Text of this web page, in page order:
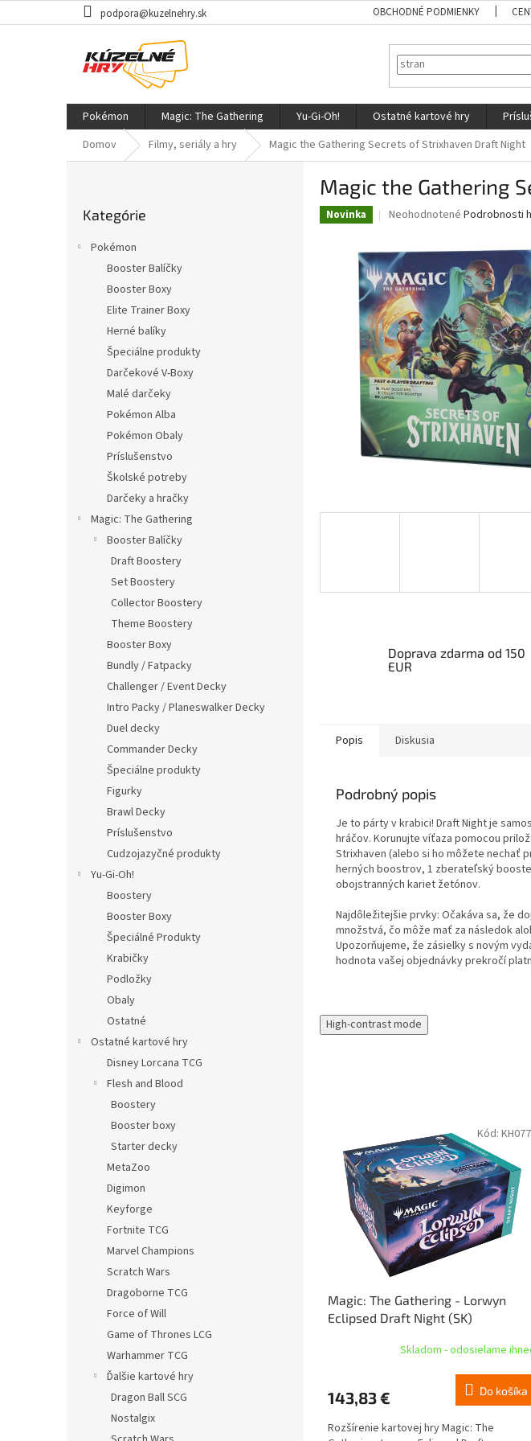
na
podpora@kuzelnehry.sk OBCHODNÉ PODMIENKY
Pokémon Magic: The Gathering Yu-Gi-Oh! Ostatné kartové hry
Domov
Filmy, seriály a hry Magic the Gathering Secrets of Strixhaven Draft Night
kategórie
Kategórie
Pokémon
Booster Balíčky
Booster Boxy
Elite Trainer Boxy
Herné balíky
Špeciálne produkty
Darčekové V-Boxy
Malé darčeky
Pokémon Alba
Pokémon Obaly
Príslušenstvo
Školské potreby
Darčeky a hračky
Magic: The Gathering
Booster Balíčky
Draft Boostery
Set Boostery
Collector Boostery
Theme Boostery
Booster Boxy
Bundly / Fatpacky
Challenger / Event Decky
Intro Packy / Planeswalker Decky
Duel decky
Commander Decky
Špeciálne produkty
Figurky
Brawl Decky
Príslušenstvo
Cudzojazyčné produkty
Yu-Gi-Oh!
Boostery
Booster Boxy
Špeciálné Produkty
Krabičky
Podložky
Obaly
Ostatné
Ostatné kartové hry
Disney Lorcana TCG
Flesh and Blood
Boostery
Booster boxy
Starter decky
MetaZoo
Digimon
Keyforge
Fortnite TCG
Marvel Champions
Scratch Wars
Dragoborne TCG
Force of Will
Game of Thrones LCG
Warhammer TCG
Ďalšie kartové hry
Dragon Ball SCG
Nostalgix
Magic the Gathering
Novinka
Priemerné
je
0,0
z
5
hviezdičiek.
Neohodnotené Podrobnosti
Doprava zdarma od 150
EUR
Popis Diskusia
Podrobný popis
Je to párty v krabici! Draft Night je
hráčov. Korunujte víťaza pomocou
Strixhaven (alebo si ho môžete nechať
herných boostrov, 1 zberateľský
obojstranných kariet žetónov.
Najdôležitejšie prvky: Očakáva sa, že
množstvá, čo môže mať za následok
Upozorňujeme, že zásielky s novým
hodnota vašej objednávky prekročí
High-contrast mode
Magic: The Gathering - Lorwyn
Eclipsed Draft Night (SK)
Skladom - odosielame
143,83 € Do košíka
Rozšírenie kartovej hry Magic: The
Kód: